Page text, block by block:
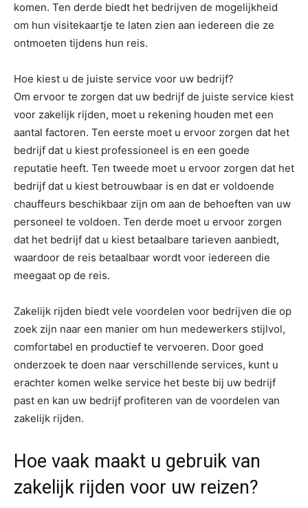
komen. Ten derde biedt het bedrijven de mogelijkheid
om hun visitekaartje te laten zien aan iedereen die ze
ontmoeten tijdens hun reis.
Hoe kiest u de juiste service voor uw bedrijf?
Om ervoor te zorgen dat uw bedrijf de juiste service kiest
voor zakelijk rijden, moet u rekening houden met een
aantal factoren. Ten eerste moet u ervoor zorgen dat het
bedrijf dat u kiest professioneel is en een goede
reputatie heeft. Ten tweede moet u ervoor zorgen dat het
bedrijf dat u kiest betrouwbaar is en dat er voldoende
chauffeurs beschikbaar zijn om aan de behoeften van uw
personeel te voldoen. Ten derde moet u ervoor zorgen
dat het bedrijf dat u kiest betaalbare tarieven aanbiedt,
waardoor de reis betaalbaar wordt voor iedereen die
meegaat op de reis.
Zakelijk rijden biedt vele voordelen voor bedrijven die op
zoek zijn naar een manier om hun medewerkers stijlvol,
comfortabel en productief te vervoeren. Door goed
onderzoek te doen naar verschillende services, kunt u
erachter komen welke service het beste bij uw bedrijf
past en kan uw bedrijf profiteren van de voordelen van
zakelijk rijden.
Hoe vaak maakt u gebruik van
zakelijk rijden voor uw reizen?